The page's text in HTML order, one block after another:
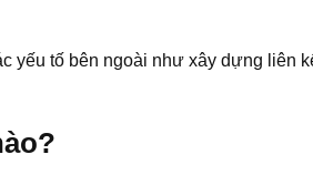
yếu tố bên ngoài như xây dựng liên